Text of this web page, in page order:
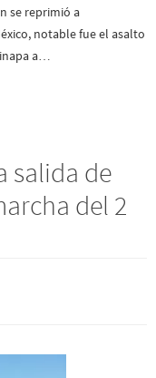
se reprimió a
notable fue el asalto
a…
salida de
del 2